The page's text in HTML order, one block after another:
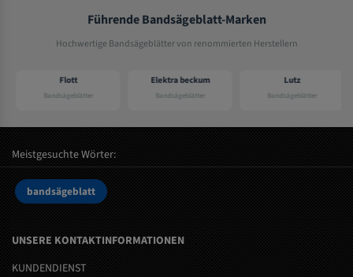
Führende Bandsägeblatt-Marken
Hochwertige Bandsägeblätter von renommierten Herstellern
Flott
Bandsägeblätter
Elektra beckum
Bandsägeblätter
Lutz
Bandsägeblätter
Meistgesuchte Wörter:
bandsägeblatt
UNSERE KONTAKTINFORMATIONEN
KUNDENDIENST